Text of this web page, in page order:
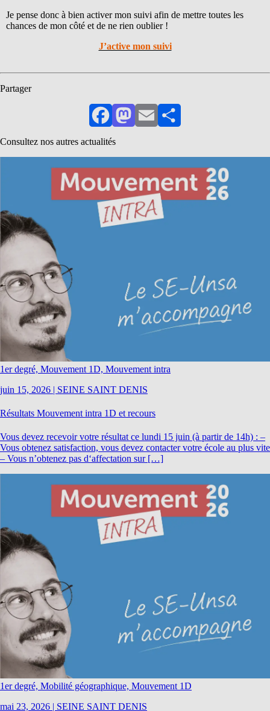
Je pense donc à bien activer mon suivi afin de mettre toutes les
chances de mon côté et de ne rien oublier !
J’active mon suivi
Partager
FacebookMastodon
EmailPartager
Consultez nos autres actualités
1er degré, Mouvement 1D, Mouvement intra
juin 15, 2026 | SEINE SAINT DENIS
Résultats Mouvement intra 1D et recours
Vous devez recevoir votre résultat ce lundi 15 juin (à partir de 14h) : –
Vous obtenez satisfaction, vous devez contacter votre école au plus vite
– Vous n’obtenez pas d‘affectation sur […]
1er degré, Mobilité géographique, Mouvement 1D
mai 23, 2026 | SEINE SAINT DENIS